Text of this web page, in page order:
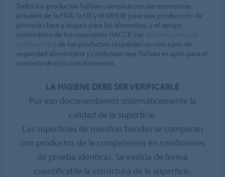
Todos los productos Fullsan cumplen con las normativas
actuales de la FDA, la UE y el MHLW para una producción de
primera clase y segura para los alimentos, y el apoyo
sistemático de los conceptos HACCP. Las
de los productos respaldan su concepto de
seguridad alimentaria y confirman que Fullsan es apto para el
contacto directo con alimentos.
LA HIGIENE DEBE SER VERIFICABLE
Por eso documentamos sistemáticamente la
calidad de la superficie.
Las superficies de nuestras bandas se comparan
con productos de la competencia en condiciones
de prueba idénticas. Se evalúa de forma
cuantificable la estructura de la superficie,